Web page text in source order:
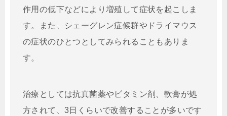
作用の低下などにより増殖して症状を起こしま
す。また、シェーグレン症候群やドライマウス
の症状のひとつとしてみられることもありま
す。
治療としては抗真菌薬やビタミン剤、軟膏が処
方されて、3日くらいで改善することが多いです